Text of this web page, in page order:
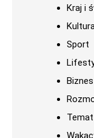
Kraj i
Sport
Biznes